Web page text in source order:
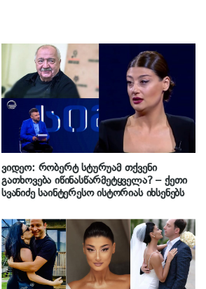
ვიდეო: რობერტ სტურუამ თქვენი
გათხოვება იწინასწარმეტყველა? – ქეთი
სვანიძე საინტერესო ისტორიას იხსენებს